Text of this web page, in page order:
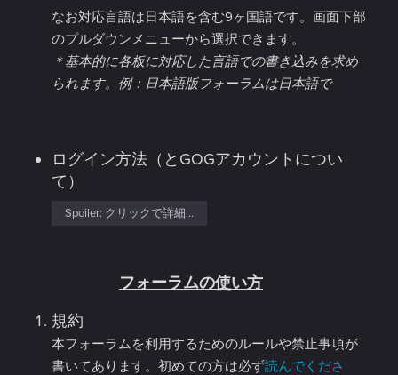
なお対応言語は日本語を含む9ヶ国語です。画面下部
のプルダウンメニューから選択できます。
＊基本的に各板に対応した言語での書き込みを求め
られます。例：日本語版フォーラムは日本語で
ログイン方法（とGOGアカウントについ
て）
Spoiler: クリックで詳細...
フォーラムの使い方
規約
本フォーラムを利用するためのルールや禁止事項が
書いてあります。初めての方は必ず読んでくださ